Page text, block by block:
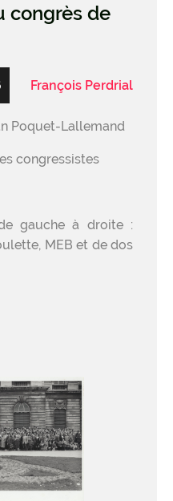
congrès de
François Perdrial
Poquet-Lallemand
congressistes
gauche à droite :
MEB et de dos